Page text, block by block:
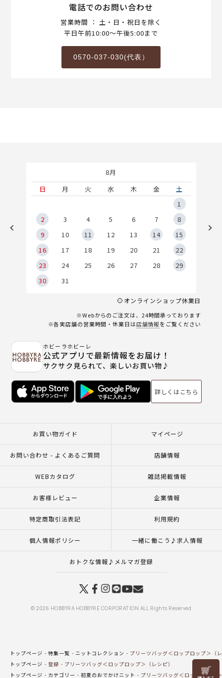
リリヤン
電話でのお問い合わせ
営業時間 ： 土・日・祝日を除く
平日午前10:00～午後5:00まで
0570-037-030(代表）
8月
日
月 火 水 木 金
土
1
2
3 4 5 6 7
8
9
10 11 12 13 14
15
16
17 18 19 20 21
22
23
24 25 26 27 28
29
30
31
オンラインショップ休業日
※Webからのご注文は、24時間承っております
※各実店舗の営業時間・休業日は店舗情報をご覧ください
ホビーラホビーレ
公式アプリで最新情報をお届け！
サクサク見られて、楽しいお買い物♪
詳しくはこちら
お買い物ガイド マイページ
お問い合わせ - よくあるご質問 店舗情報
WEBカタログ 雑誌掲載情報
お客様レビュー 企業情報
特定商取引法表記 利用規約
個人情報ポリシー 一緒に働こう♪求人情報
おトクな情報♪メルマガ登録
© 2026 HOBBYRA HOBBYRE CORPORATION ALL Rights Reserved
トップページ 特集一覧 ニットコレクション
プリーツバッグ＜ロップロップ＞（
トップページ
登録
プリーツバッグ＜ロップロップ＞（レシピ）
トップページ
カテゴリー 初夏のおでかけニット プリーツバッグ＜ロップロップ